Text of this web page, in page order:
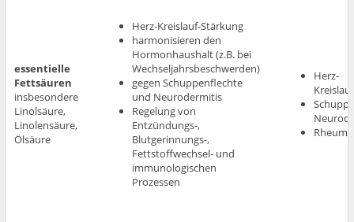
essentielle
Fettsäuren
insbesondere
Linolsäure,
Linolensäure,
Ölsäure
Herz-Kreislauf-Stärkung
harmonisieren den
Hormonhaushalt (z.B. bei
Wechseljahrsbeschwerden)
gegen Schuppenflechte
und Neurodermitis
Regelung von
Entzündungs-,
Blutgerinnungs-,
Fettstoffwechsel- und
immunologischen
Prozessen
Herz-